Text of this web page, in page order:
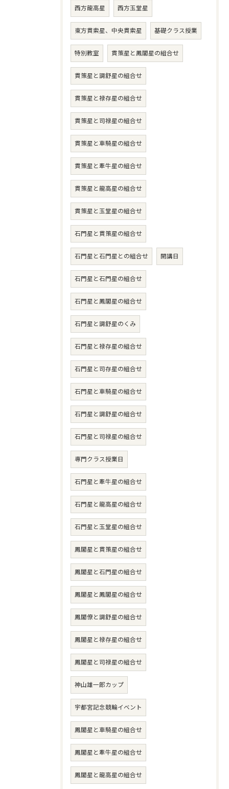
西方龍高星 西方玉堂星
東方貫索星、中央貫索星 基礎クラス授業
特別教室 貫策星と鳳閣星の組合せ
貫策星と調舒星の組合せ
貫策星と禄存星の組合せ
貫策星と司禄星の組合せ
貫策星と車騎星の組合せ
貫策星と牽牛星の組合せ
貫策星と龍高星の組合せ
貫策星と玉堂星の組合せ
石門星と貫策星の組合せ
石門星と石門星との組合せ 開講日
石門星と石門星の組合せ
石門星と鳳閣星の組合せ
石門星と調舒星のくみ
石門星と禄存星の組合せ
石門星と司存星の組合せ
石門星と車騎星の組合せ
石門星と調舒星の組合せ
石門星と司禄星の組合せ
専門クラス授業日
石門星と牽牛星の組合せ
石門星と龍高星の組合せ
石門星と玉堂星の組合せ
鳳閣星と貫策星の組合せ
鳳閣星と石門星の組合せ
鳳閣星と鳳閣星の組合せ
鳳閣僚と調舒星の組合せ
鳳閣星と禄存星の組合せ
鳳閣星と司禄星の組合せ
神山雄一郎カップ
宇都宮記念競輪イベント
鳳閣星と車騎星の組合せ
鳳閣星と牽牛星の組合せ
鳳閣星と龍高星の組合せ